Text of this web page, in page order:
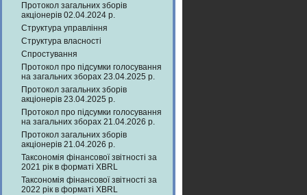
Протокол загальних зборів
акціонерів 02.04.2024 р.
Структура управління
Структура власності
Спростування
Протокол про підсумки голосування
на загальних зборах 23.04.2025 р.
Протокол загальних зборів
акціонерів 23.04.2025 р.
Протокол про підсумки голосування
на загальних зборах 21.04.2026 р.
Протокол загальних зборів
акціонерів 21.04.2026 р.
Таксономія фінансової звітності за
2021 рік в форматі XBRL
Таксономія фінансової звітності за
2022 рік в форматі XBRL